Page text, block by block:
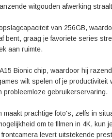
witgouden afwerking
van 256GB,
bent, graag je favoriete series
aan ruimte.
Bionic chip, waardoor hij
wilt spelen of je productiviteit
probleemloze gebruikerservaring.
prachtige foto's, zelfs in
om te filmen in 4K, kun
levert uitstekende